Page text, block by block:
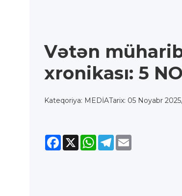
Vətən
xronikası: 5
Kateqoriya: MEDİATarix: 05 Noyabr 2025,
Facebook
X WhatsApp
Telegram